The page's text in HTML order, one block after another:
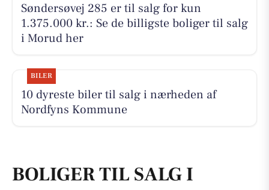
Søndersøvej 285 er til salg for kun
1.375.000 kr.: Se de billigste boliger til salg
i Morud her
BILER
10 dyreste biler til salg i nærheden af
Nordfyns Kommune
BOLIGER TIL SALG I